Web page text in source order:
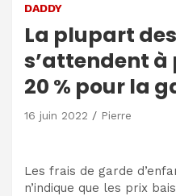
DADDY
La plupart
s’attendent à
20 % pour la
16 juin 2022 Pierre
Les frais de garde
n’indique que les prix